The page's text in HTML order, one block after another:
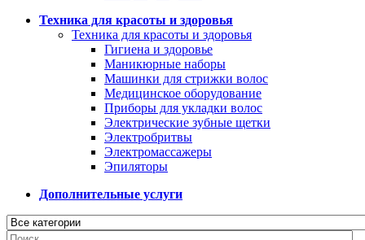
Техника для красоты и здоровья
Техника для красоты и здоровья
Гигиена и здоровье
Маникюрные наборы
Машинки для стрижки волос
Медицинское оборудование
Приборы для укладки волос
Электрические зубные щетки
Электробритвы
Электромассажеры
Эпиляторы
Дополнительные услуги